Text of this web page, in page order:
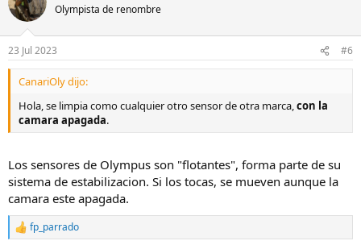
Olympista de renombre
23 Jul 2023 #6
CanariOly dijo:
Hola, se limpia como cualquier otro sensor de otra marca,con la
camara apagada.
Los sensores de Olympus son "flotantes", forma parte de su
sistema de estabilizacion. Si los tocas, se mueven aunque la
camara este apagada.
R
fp_parrado